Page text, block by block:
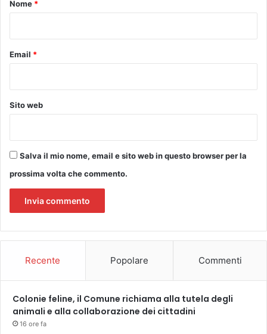
t
V
i
i
c
i
A
Nome *
Email *
Sito web
Salva il mio nome, email e sito web in questo browser per la
prossima volta che commento.
Recente Popolare Commenti
Colonie feline, il Comune richiama alla tutela degli
animali e alla collaborazione dei cittadini
16 ore fa